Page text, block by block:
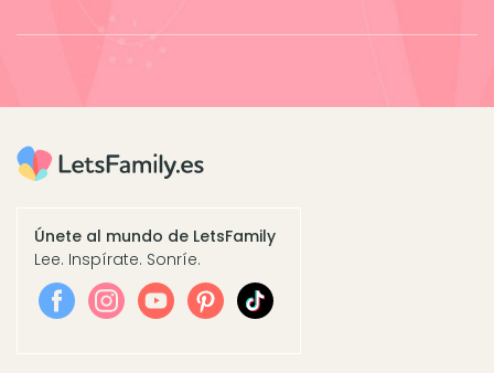
Únete al mundo de LetsFamily
Lee. Inspírate. Sonríe.